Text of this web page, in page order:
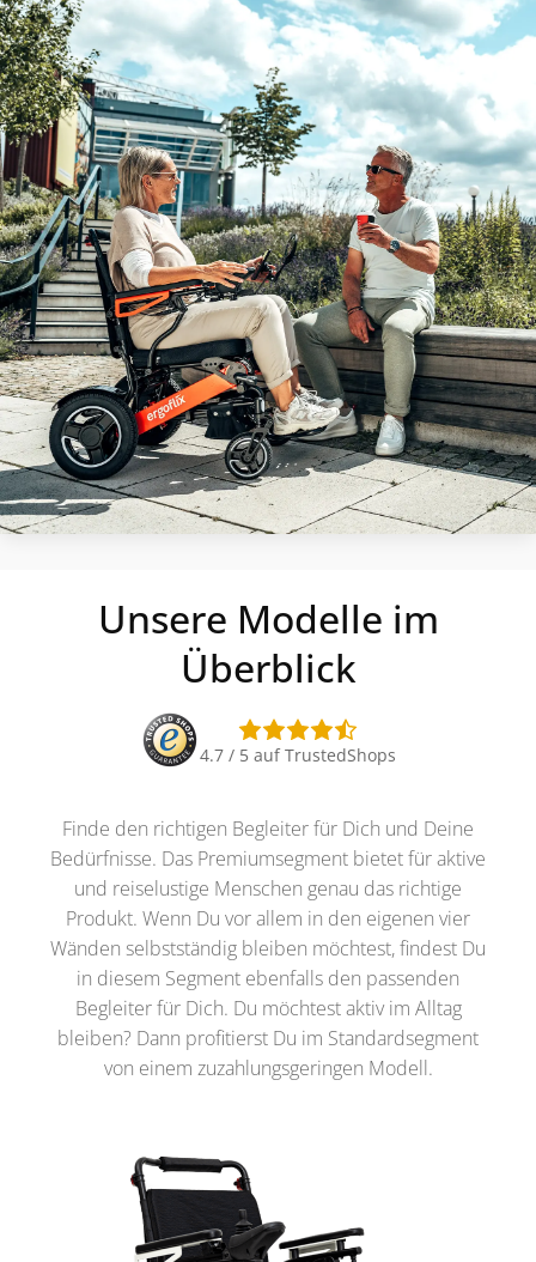
Unsere Modelle im
Überblick
4.7 / 5 auf TrustedShops
Finde den richtigen Begleiter für Dich und Deine
Bedürfnisse. Das Premiumsegment bietet für aktive
und reiselustige Menschen genau das richtige
Produkt. Wenn Du vor allem in den eigenen vier
Wänden selbstständig bleiben möchtest, findest Du
in diesem Segment ebenfalls den passenden
Begleiter für Dich. Du möchtest aktiv im Alltag
bleiben? Dann profitierst Du im Standardsegment
von einem zuzahlungsgeringen Modell.